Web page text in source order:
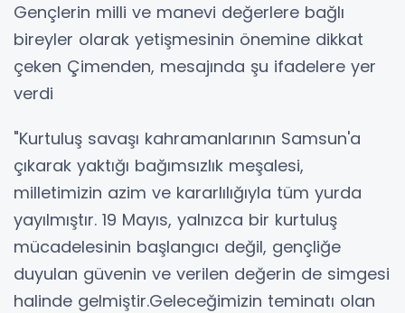
Gençlerin milli ve manevi değerlere bağlı
bireyler olarak yetişmesinin önemine dikkat
çeken Çimenden, mesajında şu ifadelere yer
verdi
"Kurtuluş savaşı kahramanlarının Samsun'a
çıkarak yaktığı bağımsızlık meşalesi,
milletimizin azim ve kararlılığıyla tüm yurda
yayılmıştır. 19 Mayıs, yalnızca bir kurtuluş
mücadelesinin başlangıcı değil, gençliğe
duyulan güvenin ve verilen değerin de simgesi
halinde gelmiştir.Geleceğimizin teminatı olan